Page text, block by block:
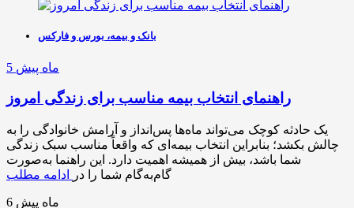
بانک و بیمه، بورس و فارکس
5 ماه پیش
راهنمای انتخاب بیمه مناسب برای زندگی امروز
یک حادثه کوچک می‌تواند ماه‌ها پس‌انداز و آرامش خانوادگی را به
چالش بکشد؛ بنابراین انتخاب بیمه‌ای که واقعاً مناسب سبک زندگی
شما باشد، بیش از همیشه اهمیت دارد. این راهنما به‌صورت
گام‌به‌گام شما را در
ادامه مطلب
6 ماه پیش